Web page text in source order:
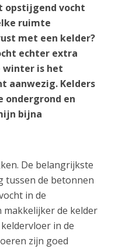
opstijgend vocht
ruimte
met een kelder?
echter extra
winter is het
aanwezig. Kelders
ondergrond en
bijna
De belangrijkste
tussen de betonnen
in de
de kelder
in de
zijn goed